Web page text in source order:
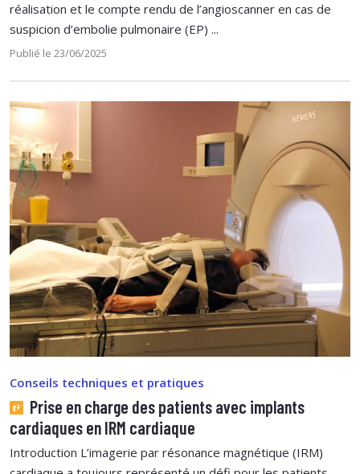
réalisation et le compte rendu de l’angioscanner en cas de
suspicion d’embolie pulmonaire (EP) ...
Publié le 23/06/2025
Conseils techniques et pratiques
Prise en charge des patients avec implants
cardiaques en IRM cardiaque
Introduction L’imagerie par résonance magnétique (IRM)